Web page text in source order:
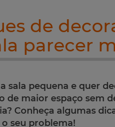
de
parecer
sala pequena e quer
de maior espaço sem
Conheça algumas
seu problema!